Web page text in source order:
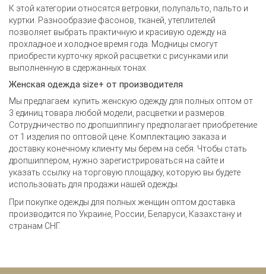
К этой категории относятся ветровки, полупальто, пальто и
куртки. Разнообразие фасонов, тканей, утеплителей
позволяет выбрать практичную и красивую одежду на
прохладное и холодное время года. Модницы смогут
приобрести курточку яркой расцветки с рисунками или
выполненную в сдержанных тонах.
Женская одежда size+ от производителя
Мы предлагаем купить женскую одежду для полных оптом от
3 единиц товара любой модели, расцветки и размеров.
Сотрудничество по дропшиппингу предполагает приобретение
от 1 изделия по оптовой цене. Комплектацию заказа и
доставку конечному клиенту мы берем на себя. Чтобы стать
дропшиппером, нужно зарегистрироваться на сайте и
указать ссылку на торговую площадку, которую вы будете
использовать для продажи нашей одежды.
При покупке одежды для полных женщин оптом доставка
производится по Украине, России, Беларуси, Казахстану и
странам СНГ.